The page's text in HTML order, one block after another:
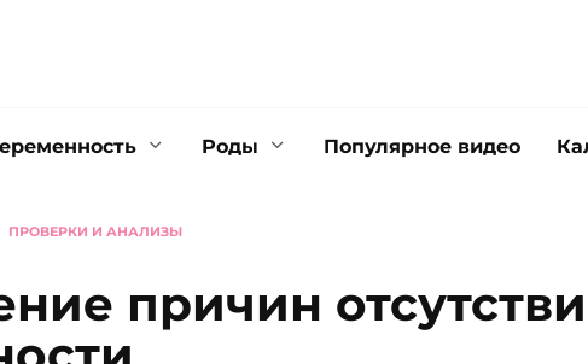
Роды Популярное видео
ПРОВЕРКИ И АНАЛИЗЫ
причин